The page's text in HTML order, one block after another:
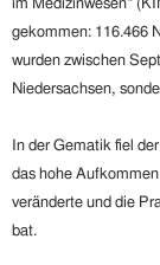
im Medizinwesen“
gekommen: 116.466
wurden zwischen
Niedersachsen,
In der Gematik fiel
das hohe
veränderte und die
bat.